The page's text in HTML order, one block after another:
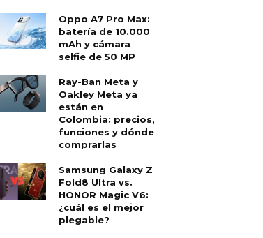
Oppo A7 Pro Max:
batería de 10.000
mAh y cámara
selfie de 50 MP
Ray-Ban Meta y
Oakley Meta ya
están en
Colombia: precios,
funciones y dónde
comprarlas
Samsung Galaxy Z
Fold8 Ultra vs.
HONOR Magic V6:
¿cuál es el mejor
plegable?